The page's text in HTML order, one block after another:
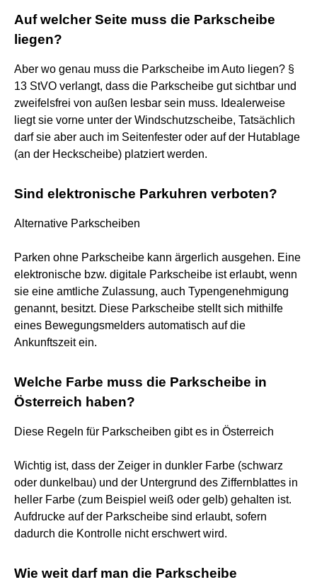
Auf welcher Seite muss die Parkscheibe
liegen?
Aber wo genau muss die Parkscheibe im Auto liegen? §
13 StVO verlangt, dass die Parkscheibe gut sichtbar und
zweifelsfrei von außen lesbar sein muss. Idealerweise
liegt sie vorne unter der Windschutzscheibe, Tatsächlich
darf sie aber auch im Seitenfester oder auf der Hutablage
(an der Heckscheibe) platziert werden.
Sind elektronische Parkuhren verboten?
Alternative Parkscheiben
Parken ohne Parkscheibe kann ärgerlich ausgehen. Eine
elektronische bzw. digitale Parkscheibe ist erlaubt, wenn
sie eine amtliche Zulassung, auch Typengenehmigung
genannt, besitzt. Diese Parkscheibe stellt sich mithilfe
eines Bewegungsmelders automatisch auf die
Ankunftszeit ein.
Welche Farbe muss die Parkscheibe in
Österreich haben?
Diese Regeln für Parkscheiben gibt es in Österreich
Wichtig ist, dass der Zeiger in dunkler Farbe (schwarz
oder dunkelbau) und der Untergrund des Ziffernblattes in
heller Farbe (zum Beispiel weiß oder gelb) gehalten ist.
Aufdrucke auf der Parkscheibe sind erlaubt, sofern
dadurch die Kontrolle nicht erschwert wird.
Wie weit darf man die Parkscheibe